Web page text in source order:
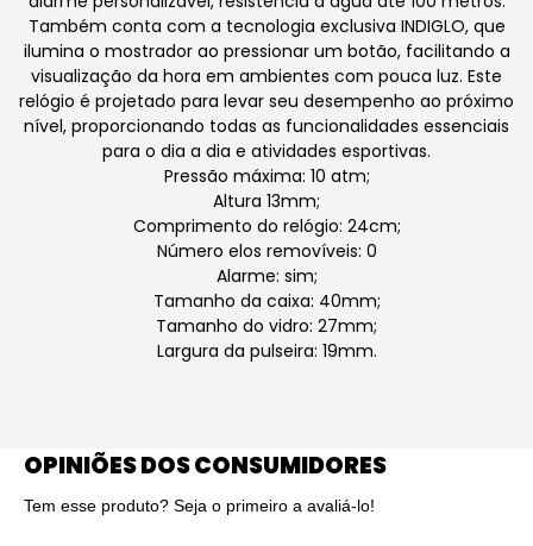
Também conta com a tecnologia exclusiva INDIGLO, que
ilumina o mostrador ao pressionar um botão, facilitando a
visualização da hora em ambientes com pouca luz. Este
relógio é projetado para levar seu desempenho ao próximo
nível, proporcionando todas as funcionalidades essenciais
para o dia a dia e atividades esportivas.
Pressão máxima: 10 atm;
Altura 13mm;
Comprimento do relógio: 24cm;
Número elos removíveis: 0
Alarme: sim;
Tamanho da caixa: 40mm;
Tamanho do vidro: 27mm;
Largura da pulseira: 19mm.
OPINIÕES DOS CONSUMIDORES
Tem esse produto? Seja o primeiro a avaliá-lo!